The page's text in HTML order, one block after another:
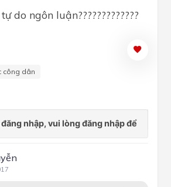
do ngôn luận?????????????
công dân